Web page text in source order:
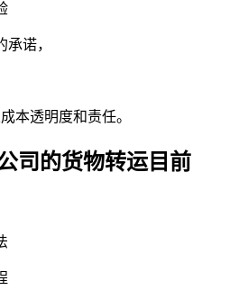
诺，
本透明度和责任。
司的货物转运目前